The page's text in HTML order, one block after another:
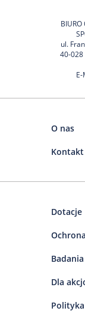
BIURO
ul.
40-028
E-
O nas
Kontakt
Dotacje
Dla